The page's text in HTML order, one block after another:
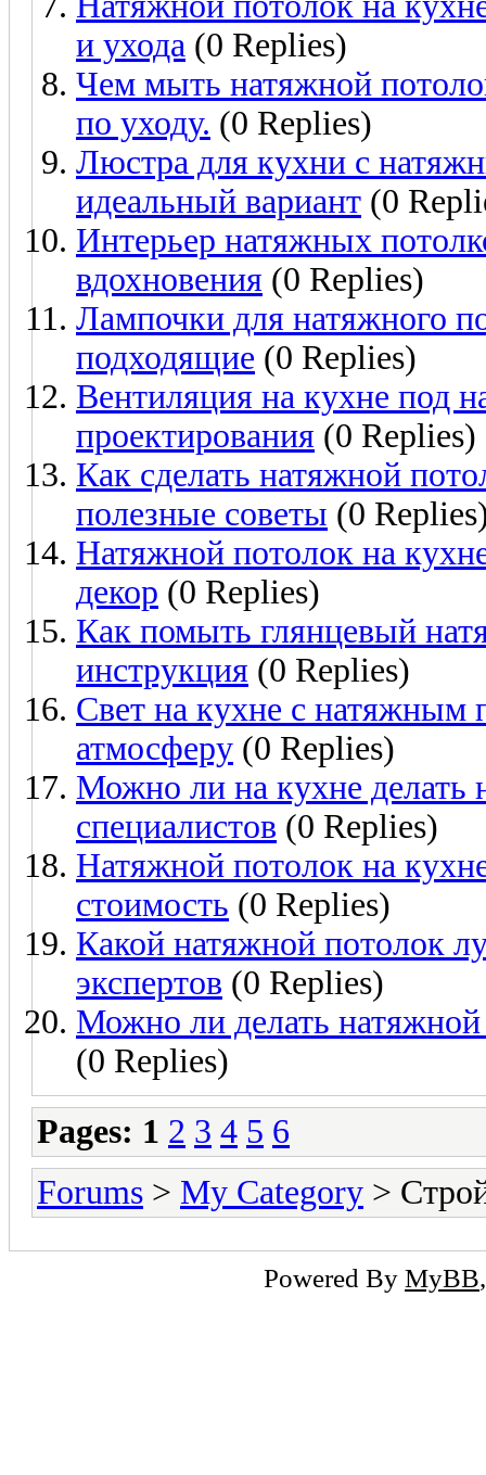
и ухода (0 Replies)
Чем мыть натяжной
по уходу. (0 Replies)
Люстра для кухни с
идеальный вариант (0
Интерьер натяжных
вдохновения (0 Replies)
Лампочки для натяжного
подходящие (0 Replies)
Вентиляция на кухне под
проектирования (0 Replies)
Как сделать натяжной
полезные советы (0
Натяжной потолок на
декор (0 Replies)
Как помыть глянцевый
инструкция (0 Replies)
Свет на кухне с натяжным
атмосферу (0 Replies)
Можно ли на кухне делать
специалистов (0 Replies)
Натяжной потолок на
стоимость (0 Replies)
Какой натяжной потолок
экспертов (0 Replies)
Можно ли делать
(0 Replies)
Pages: 1 2 3 4 5 6
Forums > My Category >
Powered By MyBB